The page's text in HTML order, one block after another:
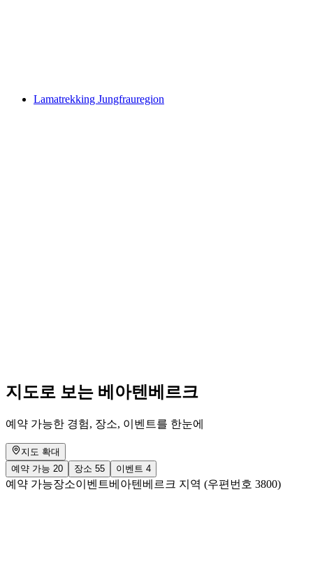
Lamatrekking Jungfrauregion
지도로 보는 베아텐베르크
예약 가능한 경험, 장소, 이벤트를 한눈에
지도 확대
예약 가능 20 장소 55 이벤트 4
예약 가능장소이벤트베아텐베르크 지역 (우편번호 3800)